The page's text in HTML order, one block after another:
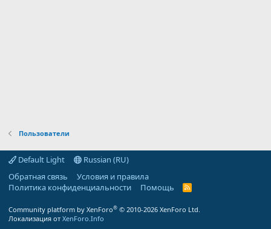
Пользователи
Default Light
Russian (RU)
Обратная связь
Условия и правила
Политика конфиденциальности
Помощь
R
Community platform by XenForo® © 2010-2026 XenForo Ltd.
Локализация от XenForo.Info